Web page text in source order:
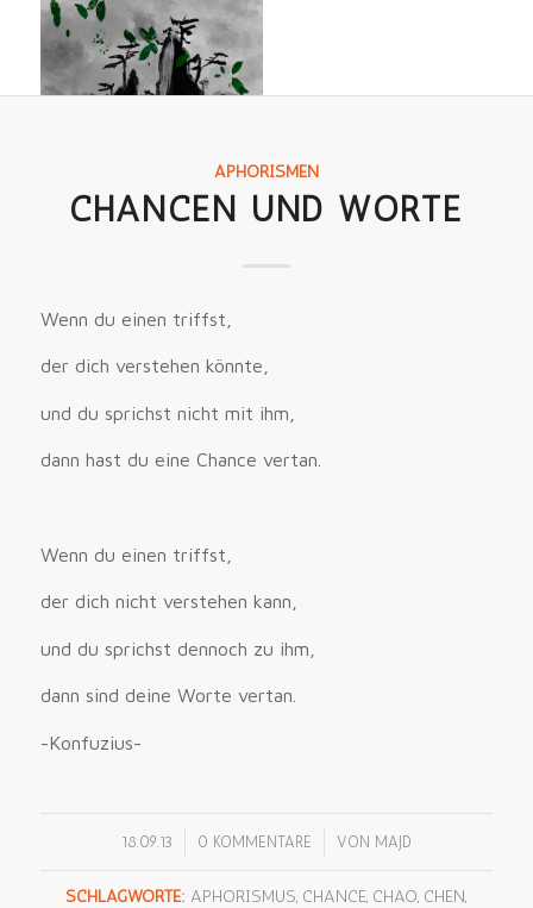
APHORISMEN
CHANCEN UND WORTE
Wenn du einen triffst,
der dich verstehen könnte,
und du sprichst nicht mit ihm,
dann hast du eine Chance vertan.
Wenn du einen triffst,
der dich nicht verstehen kann,
und du sprichst dennoch zu ihm,
dann sind deine Worte vertan.
-Konfuzius-
18.09.13 0 KOMMENTARE
/ VON MAJD
SCHLAGWORTE: APHORISMUS CHANCE CHAO CHEN